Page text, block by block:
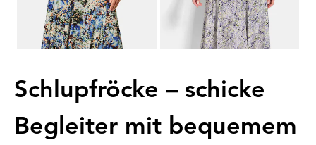
99,95 €
30-Tage-Bestpreis**: 99,95 €
Schlupfröcke – schicke
Begleiter mit bequemem